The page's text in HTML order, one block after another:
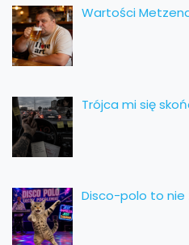
Wartości
Trójca mi się
Disco-polo to nie